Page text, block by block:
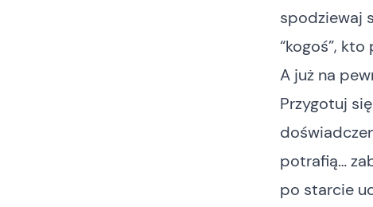
spodziewaj
“kogoś”,
A już na
Przygotuj
potrafią…
po starcie